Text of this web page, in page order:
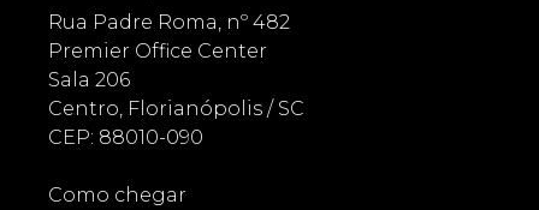
Rua Padre Roma, nº 482
Premier Office Center
Sala 206
Centro, Florianópolis / SC
CEP: 88010-090
Como chegar